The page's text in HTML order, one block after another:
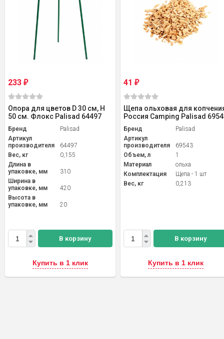
233 ₽
Опора для цветов D 30 см, H
50 см. Флокс Palisad 64497
Бренд
Palisad
Артикул
производителя
64497
Вес, кг
0,155
Длина в
упаковке, мм
310
Ширина в
упаковке, мм
420
Высота в
упаковке, мм
20
В корзину
Купить в 1 клик
41 ₽
Щепа ольховая для
Россия Camping Palisad
Бренд
Palisad
Артикул
производителя
69543
Объем, л
1
Материал
ольха
Комплектация
Щепа - 1 шт
Вес, кг
0,213
В корзину
Купить в 1 клик